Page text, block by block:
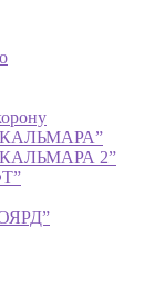
КАЛЬМАРА”
КАЛЬМАРА 2”